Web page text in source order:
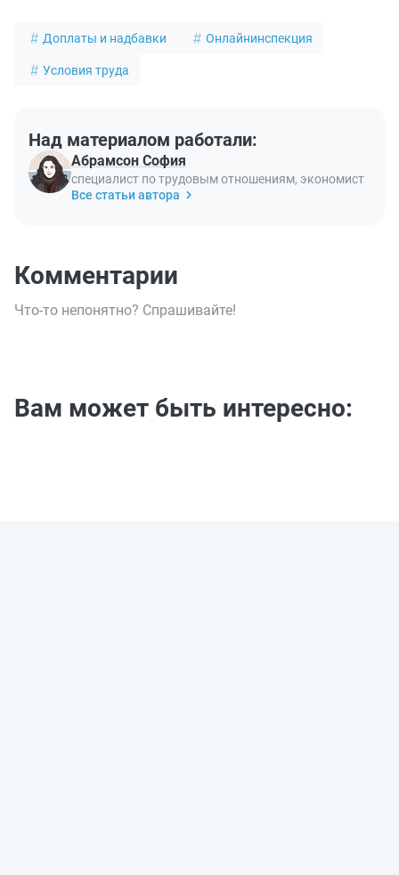
Доплаты и надбавки Онлайнинспекция
Условия труда
Над материалом работали:
Абрамсон София
специалист по трудовым отношениям, экономист
Все статьи автора
Комментарии
Что-то непонятно? Спрашивайте!
Вам может быть интересно: